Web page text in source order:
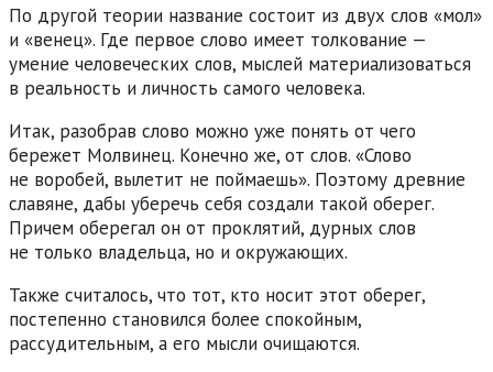
По другой теории название состоит из двух слов «мол»
и «венец». Где первое слово имеет толкование —
умение человеческих слов, мыслей материализоваться
в реальность и личность самого человека.
Итак, разобрав слово можно уже понять от чего
бережет Молвинец. Конечно же, от слов. «Слово
не воробей, вылетит не поймаешь». Поэтому древние
славяне, дабы уберечь себя создали такой оберег.
Причем оберегал он от проклятий, дурных слов
не только владельца, но и окружающих.
Также считалось, что тот, кто носит этот оберег,
постепенно становился более спокойным,
рассудительным, а его мысли очищаются.